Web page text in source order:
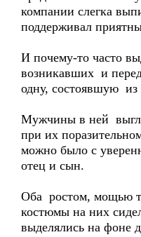
компании слегка
поддерживал
И почему-то часто
возникавших и
одну, состоявшую из
Мужчины в ней
при их
можно было с
отец и сын.
Оба ростом, мощью
костюмы на них
выделялись на фоне